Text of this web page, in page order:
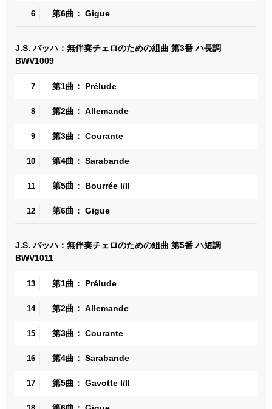
6 第6曲： Gigue
J.S. バッハ：無伴奏チェロのための組曲 第3番 ハ長調
BWV1009
7 第1曲： Prélude
8 第2曲： Allemande
9 第3曲： Courante
10 第4曲： Sarabande
11 第5曲： Bourrée I/II
12 第6曲： Gigue
J.S. バッハ：無伴奏チェロのための組曲 第5番 ハ短調
BWV1011
13 第1曲： Prélude
14 第2曲： Allemande
15 第3曲： Courante
16 第4曲： Sarabande
17 第5曲： Gavotte I/II